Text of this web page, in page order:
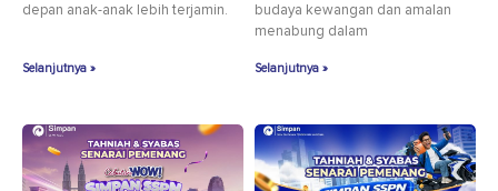
depan anak-anak lebih terjamin.
Selanjutnya »
budaya kewangan dan amalan
menabung dalam
Selanjutnya »